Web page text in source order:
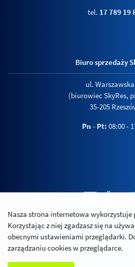
tel. 17 789 19
Biuro sprzedaży
ul.
(biurowiec SkyRes,
35-205
Pn - Pt: 08:00 -
Polityka
Relacje
Nasza strona internetowa
Korzystając z niej zgadzasz się na
obecnymi ustawieniami przeglądarki.
zarządzaniu cookies w przeglądarce.